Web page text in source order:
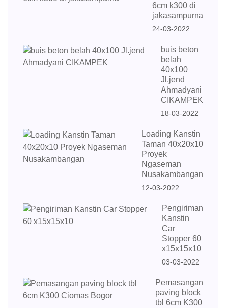
6cm k300 di
jakasampurna
24-03-2022
buis beton
belah
40x100
Jl.jend
Ahmadyani
CIKAMPEK
18-03-2022
Loading Kanstin
Taman 40x20x10
Proyek
Ngaseman
Nusakambangan
12-03-2022
Pengiriman
Kanstin
Car
Stopper 60
x15x15x10
03-03-2022
Pemasangan
paving block
tbl 6cm K300